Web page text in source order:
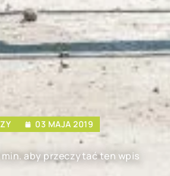
03 MAJA 2019
aby przeczytać ten wpis